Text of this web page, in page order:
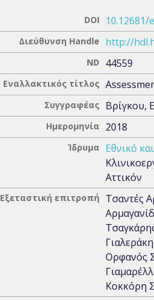
DOI 10.12681/
Διεύθυνση Handle http://
ND 44559
Εναλλακτικός τίτλος
Συγγραφέας Βρίγκου,
Ημερομηνία 2018
Ίδρυμα Εθνικό
Αττικόν
Εξεταστική επιτροπή
Τσαντές
Ορφανός
Κοκκόρη